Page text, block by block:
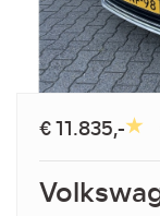
€ 11.835,-